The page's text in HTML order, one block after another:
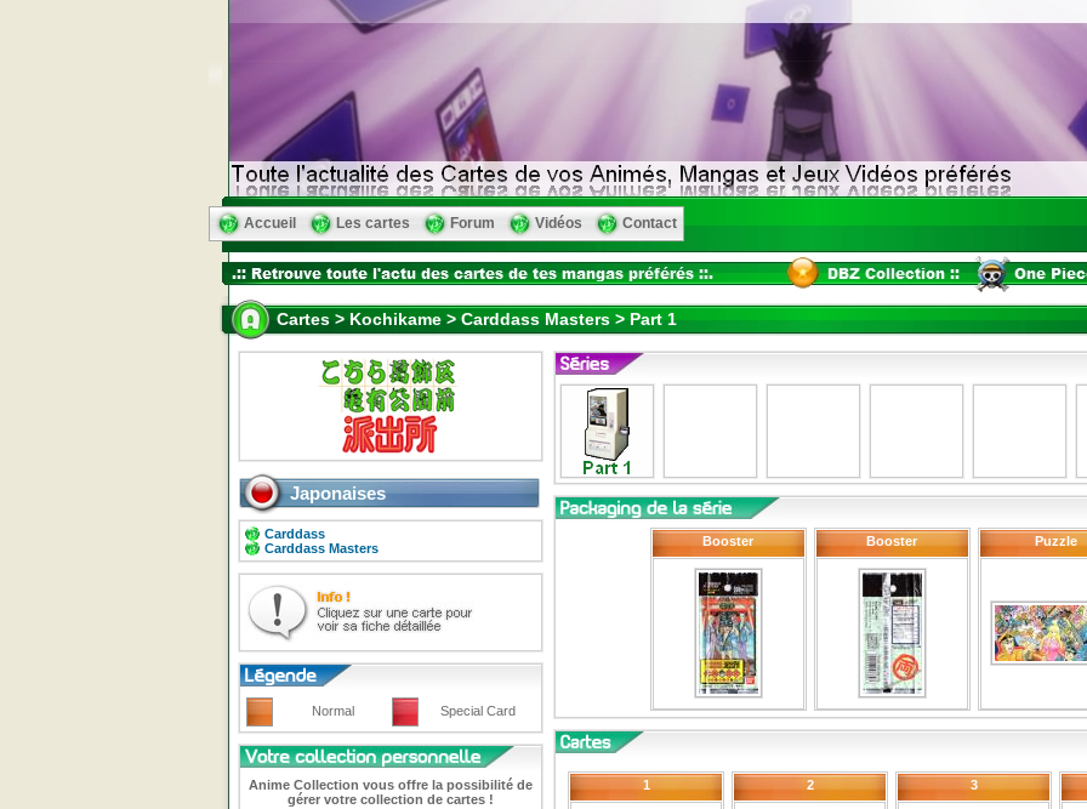
Accueil Les cartes Forum Vidéos Contact
Cartes > Kochikame > Carddass Masters > Part 1
Japonaises
Carddass
Carddass Masters
Normal Special Card
Anime Collection vous offre la possibilité de
gérer votre collection de cartes !
Booster Booster Puzzle
1 2 3